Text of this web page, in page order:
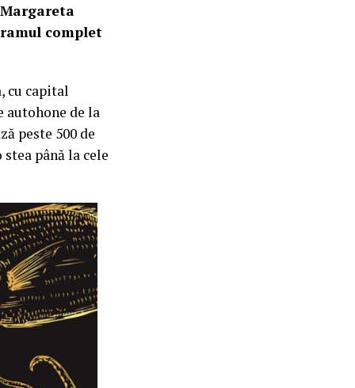
complet
cu capital
de la
peste 500 de
până la cele